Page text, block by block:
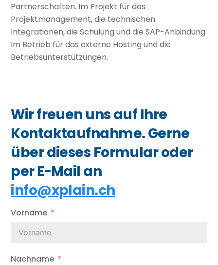
Partnerschaften. Im Projekt für das
Projektmanagement, die technischen
Integrationen, die Schulung und die SAP-Anbindung.
Im Betrieb für das externe Hosting und die
Betriebsunterstützungen.
Wir freuen uns auf Ihre
Kontaktaufnahme. Gerne
über dieses Formular oder
per E-Mail an
info@xplain.ch
Vorname
Nachname